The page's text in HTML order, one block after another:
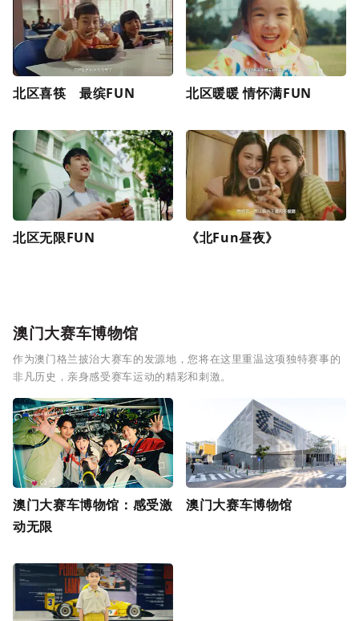
北区喜筷 最缤FUN 北区暖暖 情怀满FUN
北区无限FUN 《北Fun昼夜》
澳门大赛车博物馆
作为澳门格兰披治大赛车的发源地，您将在这里重温这项独特赛事的
非凡历史，亲身感受赛车运动的精彩和刺激。
澳门大赛车博物馆：感受激
动无限
澳门大赛车博物馆